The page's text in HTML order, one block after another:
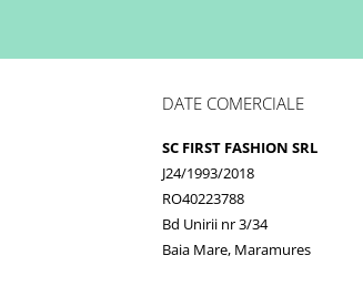
DATE COMERCIALE
SC FIRST FASHION SRL
J24/1993/2018
RO40223788
Bd Unirii nr 3/34
Baia Mare, Maramures